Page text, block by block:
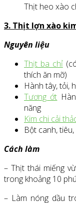
Thịt heo xào
3. Thịt lợn xào
Nguyên liệu
Thịt ba chỉ
thích ăn mỡ)
Hành tây, tỏi,
Tương ớt
năng
Kim chi cải
Bột canh,
Cách làm
– Thịt thái miếng
trong khoảng 10
– Làm nóng dầu